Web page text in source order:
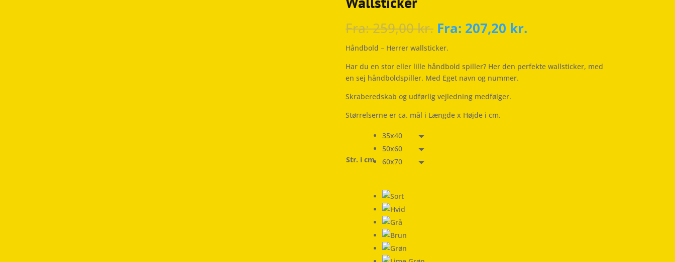
Fra:259,00kr. Fra: 207,20 kr.
Håndbold – Herrer wallsticker.
Har du en stor eller lille håndbold spiller? Her den perfekte wallsticker, med
en sej håndboldspiller. Med Eget navn og nummer.
Skraberedskab og udførlig vejledning medfølger.
Størrelserne er ca. mål i Længde x Højde i cm.
Str. i cm
35x40
50x60
60x70